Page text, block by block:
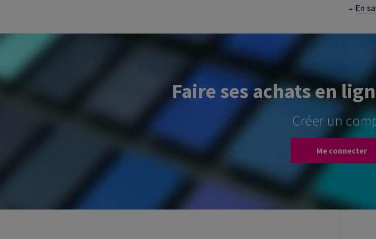
En
Faire ses achats en
Créer un
Me connecter